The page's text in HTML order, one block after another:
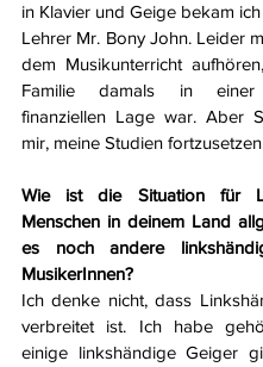
in Klavier und Geige bekam
Lehrer Mr. Bony John. Leider
dem Musikunterricht
Familie damals in einer
finanziellen Lage war. Aber
mir, meine Studien
Wie ist die Situation für
Menschen in deinem Land
es noch andere
MusikerInnen?
Ich denke nicht, dass
verbreitet ist. Ich habe
einige linkshändige Geiger